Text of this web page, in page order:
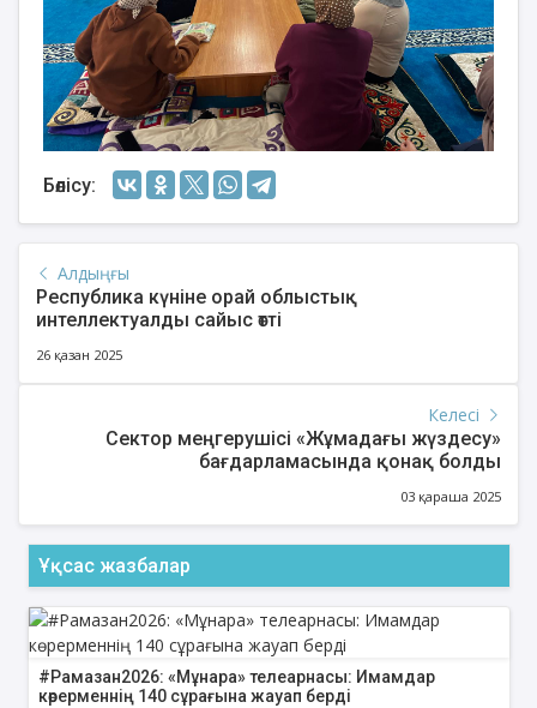
Бөлісу:
Алдыңғы
Республика күніне орай облыстық
интеллектуалды сайыс өтті
26 қазан 2025
Келесі
Сектор меңгерушісі «Жұмадағы жүздесу»
бағдарламасында қонақ болды
03 қараша 2025
Ұқсас жазбалар
#Рамазан2026: «Мұнара» телеарнасы: Имамдар
көрерменнің 140 сұрағына жауап берді